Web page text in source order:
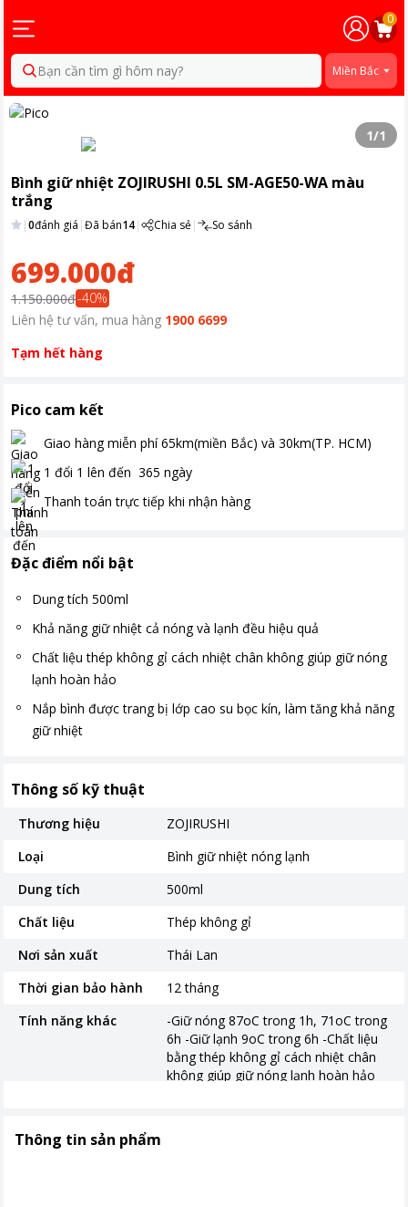
0
Bạn cần tìm gì hôm nay? Miền Bắc
1/1
Bình giữ nhiệt ZOJIRUSHI 0.5L SM-AGE50-WA màu
trắng
|0đánh giá |Đã bán14| Chia sẻ| So sánh
699.000đ
1.150.000đ-40%
Liên hệ tư vấn, mua hàng 1900 6699
Tạm hết hàng
Pico cam kết
Giao hàng miễn phí 65km(miền Bắc) và 30km(TP. HCM)
1 đổi 1 lên đến 365 ngày
Thanh toán trực tiếp khi nhận hàng
Đặc điểm nổi bật
Dung tích 500ml
Khả năng giữ nhiệt cả nóng và lạnh đều hiệu quả
Chất liệu thép không gỉ cách nhiệt chân không giúp giữ nóng
lạnh hoàn hảo
Nắp bình được trang bị lớp cao su bọc kín, làm tăng khả năng
giữ nhiệt
Thông số kỹ thuật
Thương hiệu
ZOJIRUSHI
Loại
Bình giữ nhiệt nóng lạnh
Dung tích
500ml
Chất liệu
Thép không gỉ
Nơi sản xuất
Thái Lan
Thời gian bảo hành
12 tháng
Tính năng khác
-Giữ nóng 87oC trong 1h, 71oC trong
6h -Giữ lạnh 9oC trong 6h -Chất liệu
bằng thép không gỉ cách nhiệt chân
không giúp giữ nóng lạnh hoàn hảo
Thông tin sản phẩm